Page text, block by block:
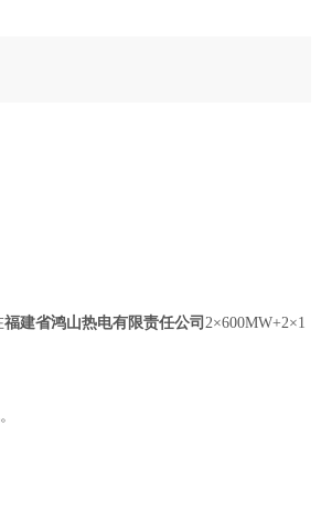
福建省鸿山热电有限责任公司2×600MW+2×1